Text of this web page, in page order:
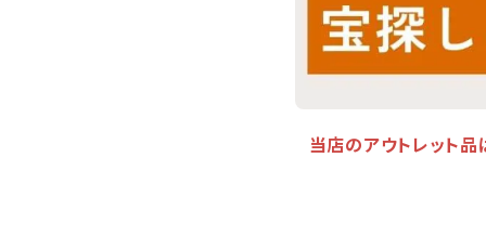
当店のアウトレット品